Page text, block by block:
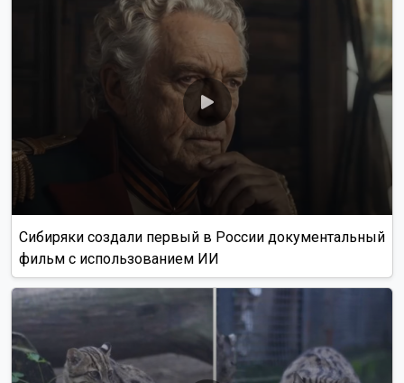
Сибиряки создали первый в России документальный
фильм с использованием ИИ